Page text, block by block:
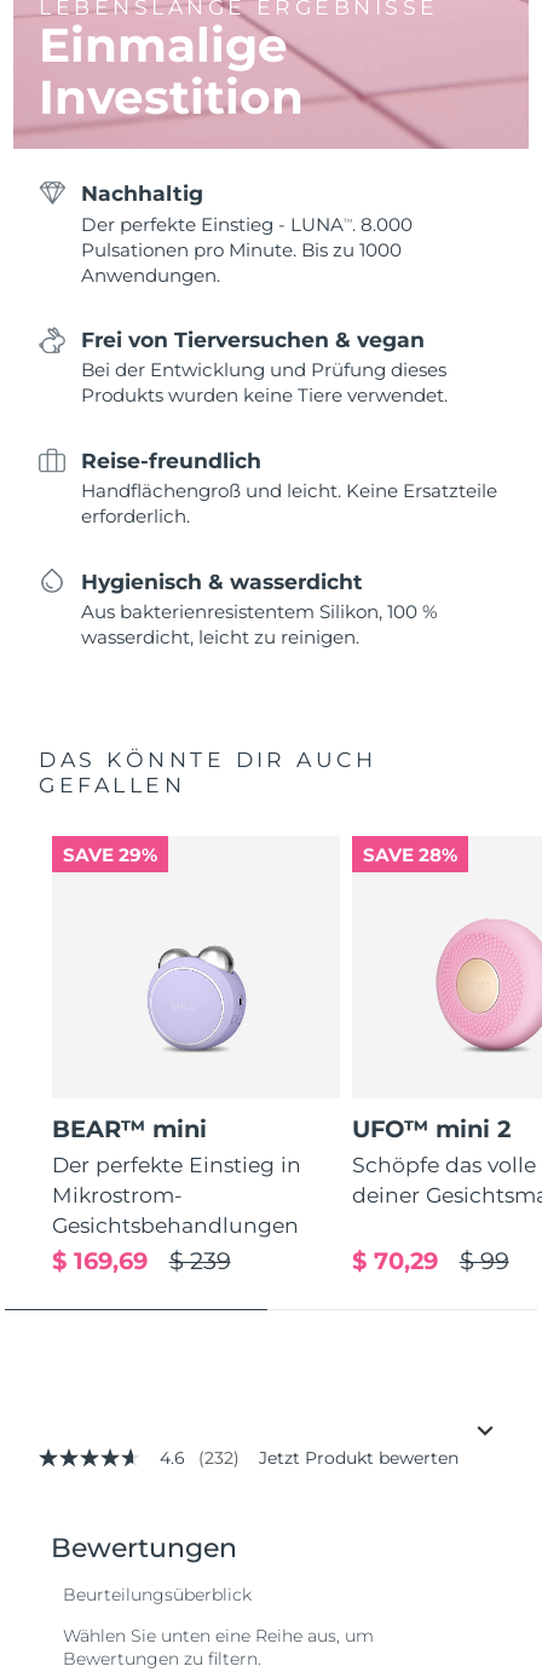
LEBENSLANGE ERGEBNISSE
Einmalige
Investition
Nachhaltig
Der perfekte Einstieg - LUNATM . 8.000
Pulsationen pro Minute. Bis zu 1000
Anwendungen.
Frei von Tierversuchen & vegan
Bei der Entwicklung und Prüfung dieses
Produkts wurden keine Tiere verwendet.
Reise-freundlich
Handflächengroß und leicht. Keine Ersatzteile
erforderlich.
Hygienisch & wasserdicht
Aus bakterienresistentem Silikon, 100 %
wasserdicht, leicht zu reinigen.
DAS KÖNNTE DIR AUCH
GEFALLEN
SAVE 29%
BEAR™ mini
Der perfekte Einstieg in
Mikrostrom-
Gesichtsbehandlungen
$ 239
$ 169,69
SAVE 28%
UFO™ mini 2
Schöpfe das
deiner
$ 99
$ 70,29
4.6
Durchschnittswert
der
Bewertung.
Read
Reviews.
Link
4.6 (232) Jetzt Produkt bewerten